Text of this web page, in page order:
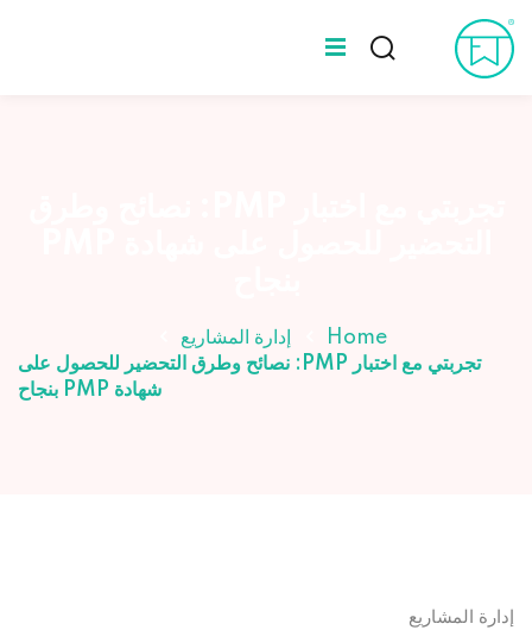
Skip
to
content
Home
إدارة المشاريع
تجربتي مع اختبار PMP: نصائح وطرق التحضير للحصول على
شهادة PMP بنجاح
إدارة المشاريع
Sign in